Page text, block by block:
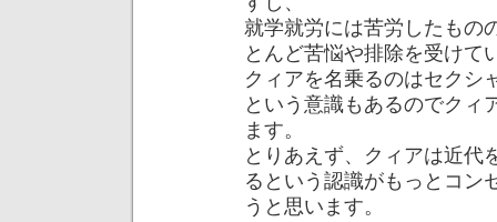
就学就労には苦労したもの
とんど苦悩や排除を受けて
クィアを名乗るのはセクシ
という意識もあるのでクィ
ます。
とりあえず、クィアは近代
るという認識がもっとコン
うと思います。